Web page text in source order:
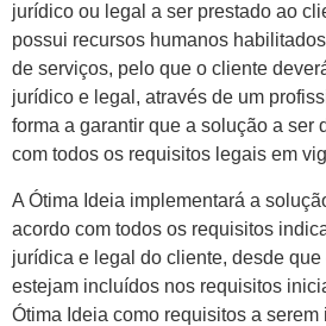
jurídico ou legal a ser prestado ao
possui recursos humanos
de serviços, pelo que o cliente
jurídico e legal, através de um
forma a garantir que a solução a ser
com todos os requisitos legais em
A Ótima Ideia implementará a
acordo com todos os requisitos
jurídica e legal do cliente, desde
estejam incluídos nos requisitos
Ótima Ideia como requisitos a serem